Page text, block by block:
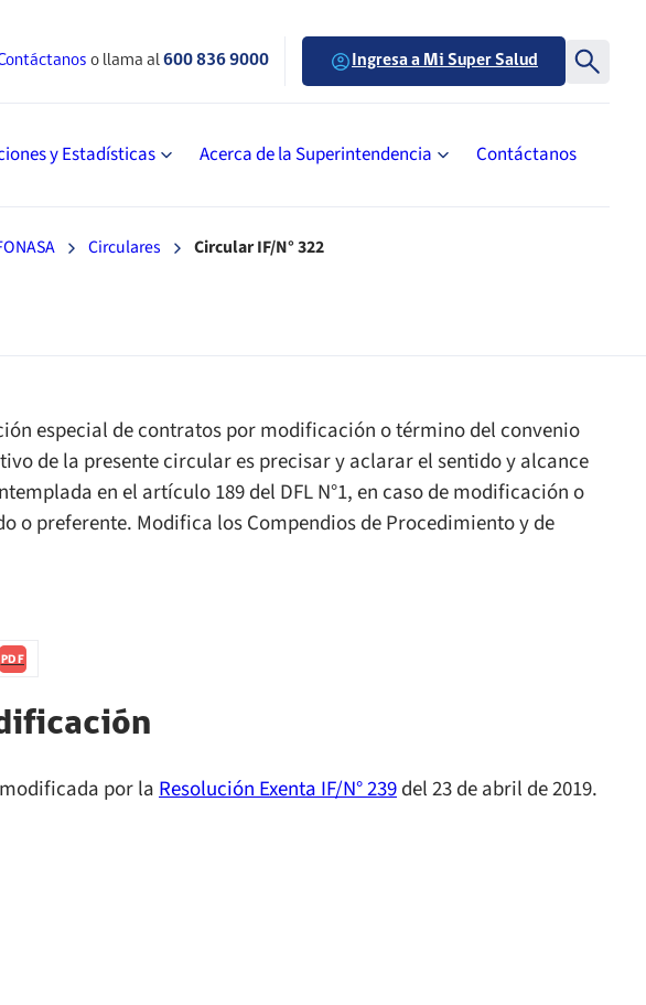
y Estadísticas Acerca de la Superintendencia Contáctanos
o llama al600 836 9000 Ingresa a Mi Super Salud
Circulares Circular IF/N° 322
especial de contratos por modificación o término del convenio
de la presente circular es precisar y aclarar el sentido y alcance
en el artículo 189 del DFL N°1, en caso de modificación o
o preferente. Modifica los Compendios de Procedimiento y de
PDF
modificada por laResolución Exenta IF/N° 239del 23 de abril de 2019.